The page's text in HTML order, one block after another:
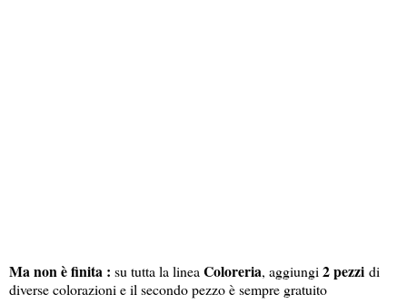
Ma non è finita : su tutta la linea Coloreria, aggiungi 2 pezzi di
diverse colorazioni e il secondo pezzo è sempre gratuito